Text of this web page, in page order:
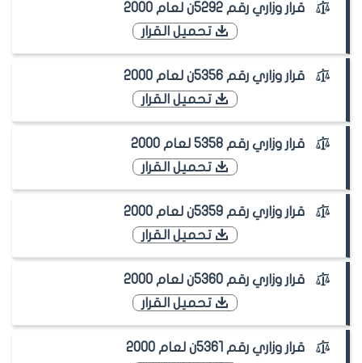
قرار وزاري رقم 5292ن لعام 2000
تحميل القرار
قرار وزاري رقم 5356ن لعام 2000
تحميل القرار
قرار وزاري رقم 5358 لعام 2000
تحميل القرار
قرار وزاري رقم 5359ن لعام 2000
تحميل القرار
قرار وزاري رقم 5360ن لعام 2000
تحميل القرار
قرار وزاري رقم 5361ن لعام 2000